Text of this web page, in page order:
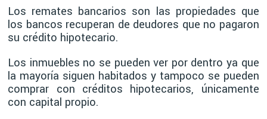
Los remates bancarios son las propiedades que
los bancos recuperan de deudores que no pagaron
su crédito hipotecario.
Los inmuebles no se pueden ver por dentro ya que
la mayoría siguen habitados y tampoco se pueden
comprar con créditos hipotecarios, únicamente
con capital propio.